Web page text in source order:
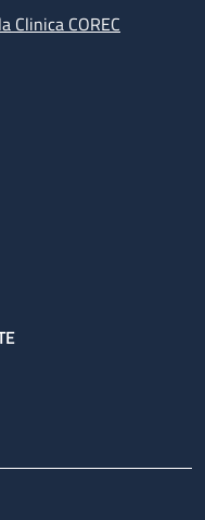
Clinica COREC